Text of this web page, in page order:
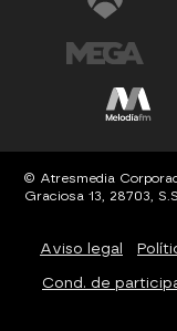
© Atresmedia
Graciosa 13, 28703,
Aviso legal
Cond. de